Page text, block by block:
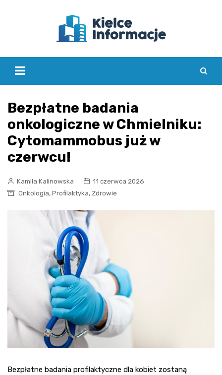
Bezpłatne badania
onkologiczne w Chmielniku:
Cytomammobus już w
czerwcu!
Kamila Kalinowska
11 czerwca 2026
Onkologia, Profilaktyka, Zdrowie
Bezpłatne badania profilaktyczne dla kobiet zostaną